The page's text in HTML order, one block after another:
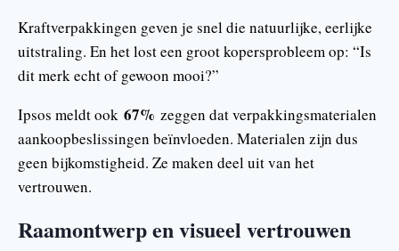
Kraftverpakkingen geven je snel die natuurlijke, eerlijke
uitstraling. En het lost een groot kopersprobleem op: “Is
dit merk echt of gewoon mooi?”
Ipsos meldt ook 67% zeggen dat verpakkingsmaterialen
aankoopbeslissingen beïnvloeden. Materialen zijn dus
geen bijkomstigheid. Ze maken deel uit van het
vertrouwen.
Raamontwerp en visueel vertrouwen